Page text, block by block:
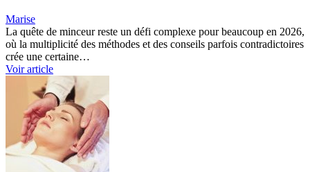
Marise
La quête de minceur reste un défi complexe pour beaucoup en 2026,
où la multiplicité des méthodes et des conseils parfois contradictoires
crée une certaine…
Voir article